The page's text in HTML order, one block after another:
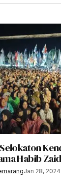
Habib
Jan 28, 2024